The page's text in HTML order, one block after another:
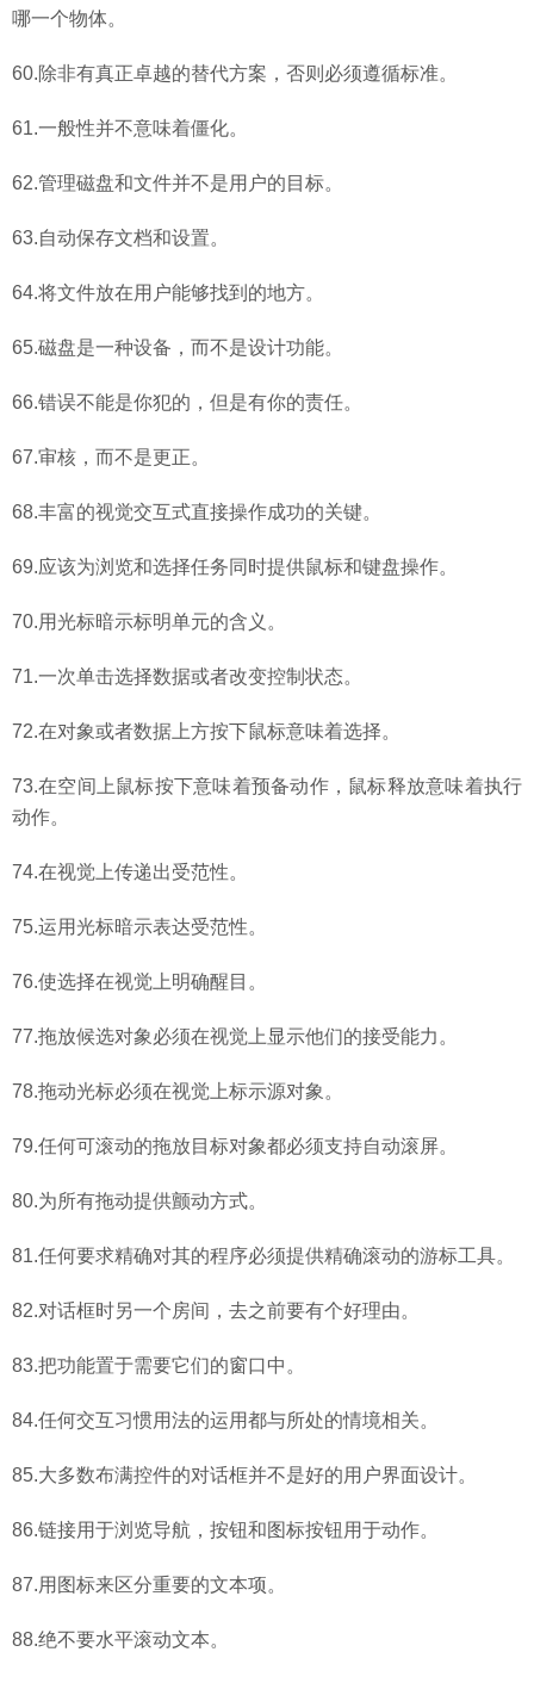
哪一个物体。
60.除非有真正卓越的替代方案，否则必须遵循标准。
61.一般性并不意味着僵化。
62.管理磁盘和文件并不是用户的目标。
63.自动保存文档和设置。
64.将文件放在用户能够找到的地方。
65.磁盘是一种设备，而不是设计功能。
66.错误不能是你犯的，但是有你的责任。
67.审核，而不是更正。
68.丰富的视觉交互式直接操作成功的关键。
69.应该为浏览和选择任务同时提供鼠标和键盘操作。
70.用光标暗示标明单元的含义。
71.一次单击选择数据或者改变控制状态。
72.在对象或者数据上方按下鼠标意味着选择。
73.在空间上鼠标按下意味着预备动作，鼠标释放意味着执行
动作。
74.在视觉上传递出受范性。
75.运用光标暗示表达受范性。
76.使选择在视觉上明确醒目。
77.拖放候选对象必须在视觉上显示他们的接受能力。
78.拖动光标必须在视觉上标示源对象。
79.任何可滚动的拖放目标对象都必须支持自动滚屏。
80.为所有拖动提供颤动方式。
81.任何要求精确对其的程序必须提供精确滚动的游标工具。
82.对话框时另一个房间，去之前要有个好理由。
83.把功能置于需要它们的窗口中。
84.任何交互习惯用法的运用都与所处的情境相关。
85.大多数布满控件的对话框并不是好的用户界面设计。
86.链接用于浏览导航，按钮和图标按钮用于动作。
87.用图标来区分重要的文本项。
88.绝不要水平滚动文本。